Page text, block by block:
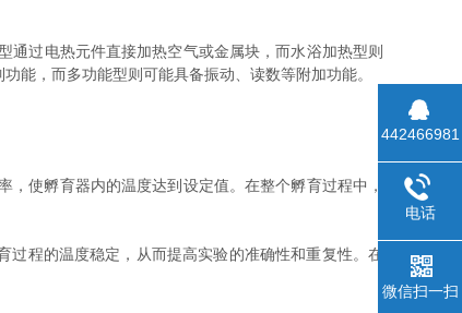
过电热元件直接加热空气或金属块，而水浴加热型则
能，而多功能型则可能具备振动、读数等附加功能。
使孵育器内的温度达到设定值。在整个孵育过程中，
程的温度稳定，从而提高实验的准确性和重复性。在
442466981
电话
微信扫一扫